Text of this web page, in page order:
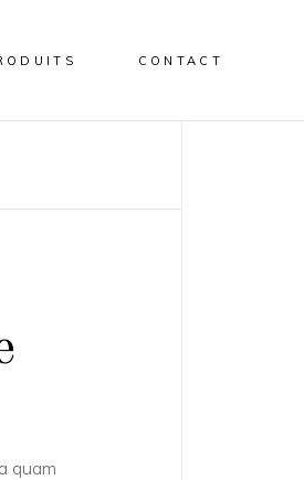
CONTACT
quam